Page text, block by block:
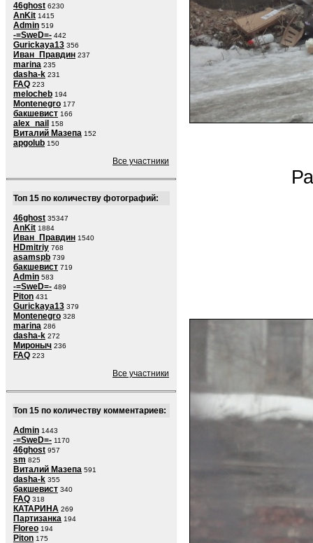
46ghost 6230
AnKit 1415
Admin 519
-=SweD=- 442
Gurickaya13 356
Иван_Правдин 237
marina 235
dasha-k 231
FAQ 223
melocheb 194
Montenegro 177
бакшевист 166
alex_nail 158
Виталий Мазепа 152
apgolub 150
Все участники
Топ 15 по количеству фотографий:
46ghost 35347
AnKit 1884
Иван_Правдин 1540
HDmitriy 768
asamspb 739
бакшевист 719
Admin 583
-=SweD=- 489
Piton 431
Gurickaya13 379
Montenegro 328
marina 286
dasha-k 272
Мироныч 236
FAQ 223
Все участники
Топ 15 по количеству комментариев:
Admin 1443
-=SweD=- 1170
46ghost 957
sm 825
Виталий Мазепа 591
dasha-k 355
бакшевист 340
FAQ 318
КАТАРИНА 269
Партизанка 194
Floreo 194
Piton 175